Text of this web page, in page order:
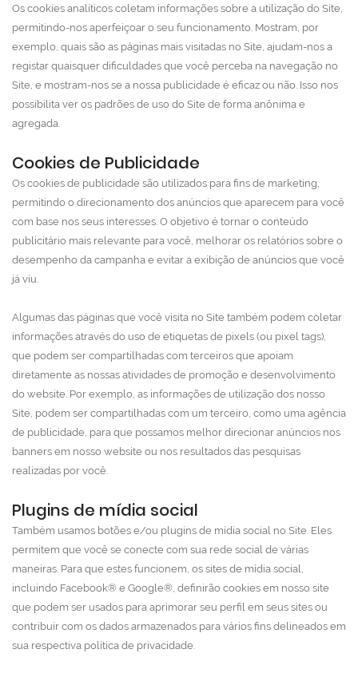
Os cookies analíticos coletam informações sobre a utilização do Site,
permitindo-nos aperfeiçoar o seu funcionamento. Mostram, por
exemplo, quais são as páginas mais visitadas no Site, ajudam-nos a
registar quaisquer dificuldades que você perceba na navegação no
Site, e mostram-nos se a nossa publicidade é eficaz ou não. Isso nos
possibilita ver os padrões de uso do Site de forma anônima e
agregada.
Cookies de Publicidade
Os cookies de publicidade são utilizados para fins de marketing,
permitindo o direcionamento dos anúncios que aparecem para você
com base nos seus interesses. O objetivo é tornar o conteúdo
publicitário mais relevante para você, melhorar os relatórios sobre o
desempenho da campanha e evitar a exibição de anúncios que você
já viu.
Algumas das páginas que você visita no Site também podem coletar
informações através do uso de etiquetas de pixels (ou pixel tags),
que podem ser compartilhadas com terceiros que apoiam
diretamente as nossas atividades de promoção e desenvolvimento
do website. Por exemplo, as informações de utilização dos nosso
Site, podem ser compartilhadas com um terceiro, como uma agência
de publicidade, para que possamos melhor direcionar anúncios nos
banners em nosso website ou nos resultados das pesquisas
realizadas por você.
Plugins de mídia social
Também usamos botões e/ou plugins de mídia social no Site. Eles
permitem que você se conecte com sua rede social de várias
maneiras. Para que estes funcionem, os sites de mídia social,
incluindo Facebook® e Google®, definirão cookies em nosso site
que podem ser usados para aprimorar seu perfil em seus sites ou
contribuir com os dados armazenados para vários fins delineados em
sua respectiva política de privacidade.